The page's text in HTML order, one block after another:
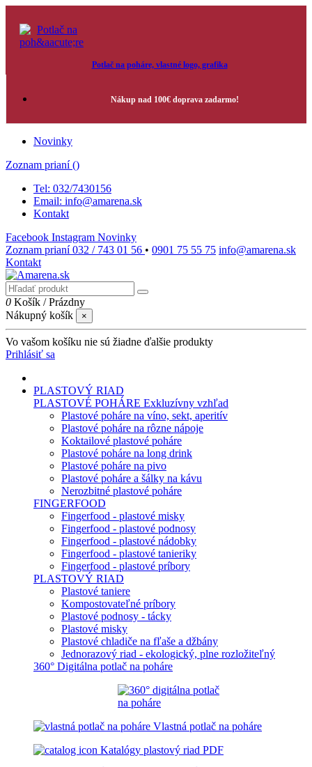
Potlač na poháre, vlastné logo, grafika
Nákup nad 100€ doprava zadarmo!
Novinky
Zoznam prianí ()
Tel: 032/7430156
Email: info@amarena.sk
Kontakt
Facebook Instagram Novinky
Zoznam prianí 032 / 743 01 56 • 0901 75 55 75 info@amarena.sk
Kontakt
0 Košík /Prázdny
Nákupný košík
×
Vo vašom košíku nie sú žiadne ďalšie produkty
Prihlásiť sa
PLASTOVÝ RIAD
PLASTOVÉ POHÁRE Exkluzívny vzhľad
Plastové poháre na víno, sekt, aperitív
Plastové poháre na rôzne nápoje
Koktailové plastové poháre
Plastové poháre na long drink
Plastové poháre na pivo
Plastové poháre a šálky na kávu
Nerozbitné plastové poháre
FINGERFOOD
Fingerfood - plastové misky
Fingerfood - plastové podnosy
Fingerfood - plastové nádobky
Fingerfood - plastové tanieriky
Fingerfood - plastové príbory
PLASTOVÝ RIAD
Plastové taniere
Kompostovateľné príbory
Plastové podnosy - tácky
Plastové misky
Plastové chladiče na fľaše a džbány
Jednorazový riad - ekologický, plne rozložiteľný
360° Digitálna potlač na poháre
Vlastná potlač na poháre
Katalógy plastový riad PDF